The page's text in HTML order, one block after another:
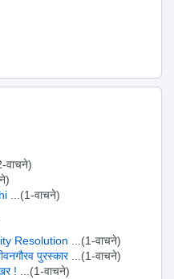
वाचने)
...(1-वाचने)
Resolution ...(1-वाचने)
पुरस्कार ...(1-वाचने)
! ...(1-वाचने)